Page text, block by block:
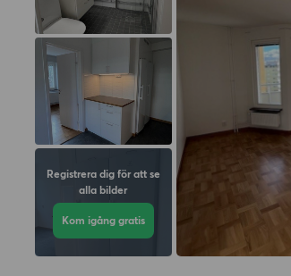
Registrera dig för att se
alla bilder
Kom igång gratis